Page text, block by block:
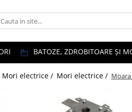
BATOZE, ZDROBITOARE ȘI
Mori electrice / Mori electrice /